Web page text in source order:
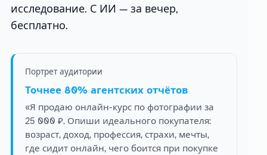
исследование. С ИИ — за вечер,
бесплатно.
Портрет аудитории
Точнее 80% агентских отчётов
«Я продаю онлайн-курс по фотографии за
25 000 ₽. Опиши идеального покупателя:
возраст, доход, профессия, страхи, мечты,
где сидит онлайн, чего боится при покупке